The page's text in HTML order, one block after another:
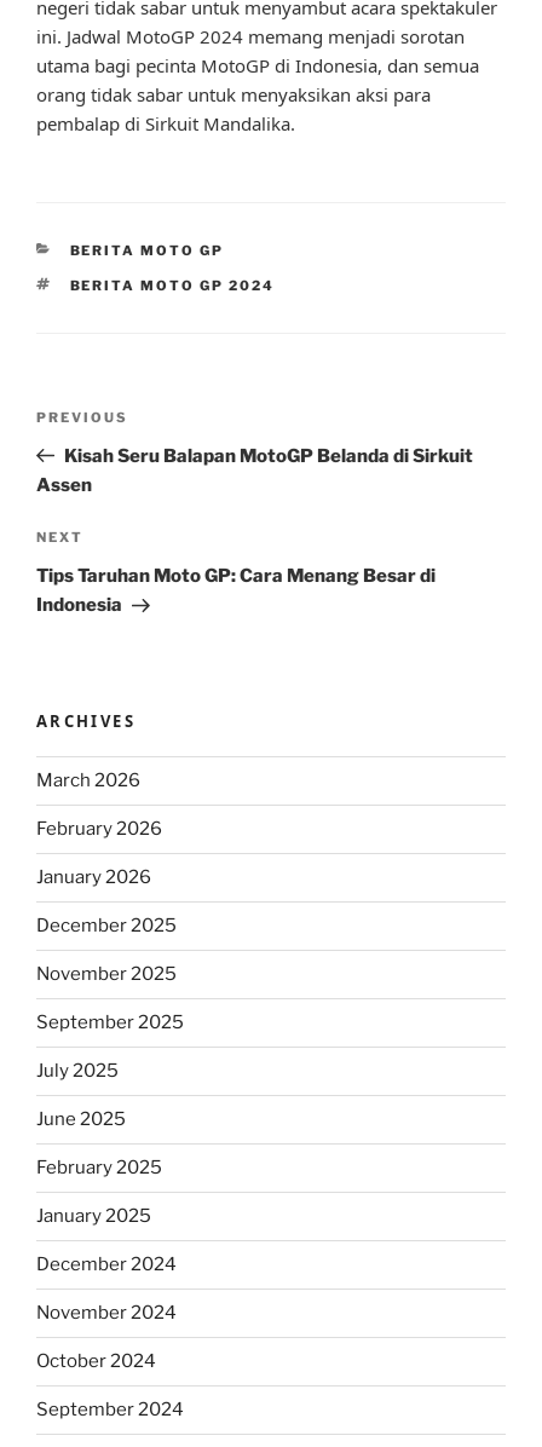
negeri tidak sabar untuk menyambut acara spektakuler
ini. Jadwal MotoGP 2024 memang menjadi sorotan
utama bagi pecinta MotoGP di Indonesia, dan semua
orang tidak sabar untuk menyaksikan aksi para
pembalap di Sirkuit Mandalika.
CATEGORIES
BERITA MOTO GP
TAGS
BERITA MOTO GP 2024
Previous
Post
PREVIOUS
Kisah Seru Balapan MotoGP Belanda di Sirkuit
Assen
Next
Post
NEXT
Tips Taruhan Moto GP: Cara Menang Besar di
Indonesia
ARCHIVES
March 2026
February 2026
January 2026
December 2025
November 2025
September 2025
July 2025
June 2025
February 2025
January 2025
December 2024
November 2024
October 2024
September 2024